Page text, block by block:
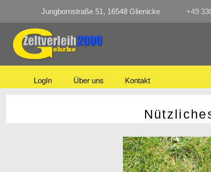
Jungbornstraße 51, 16548 Glienicke +49
LogIn Über uns Kontakt
Nützliches